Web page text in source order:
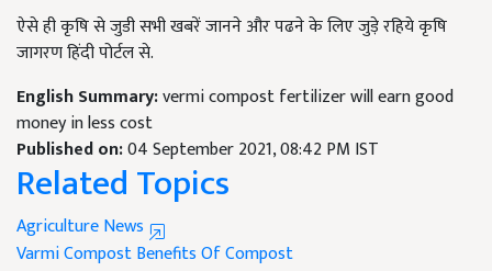
ऐसे ही कृषि से जुडी सभी खबरें जानने और पढने के लिए जुड़े रहिये कृषि
जागरण हिंदी पोर्टल से.
English Summary:vermi compost fertilizer will earn good
money in less cost
Published on:04 September 2021, 08:42 PM IST
Related Topics
Agriculture News
Varmi CompostBenefits Of Compost